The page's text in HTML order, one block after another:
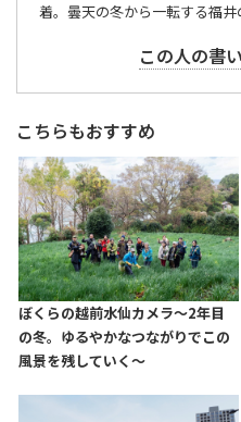
着。曇天の冬から一転する福井
この人の書
こちらもおすすめ
ぼくらの越前水仙カメラ～2年目
の冬。ゆるやかなつながりでこの
風景を残していく～